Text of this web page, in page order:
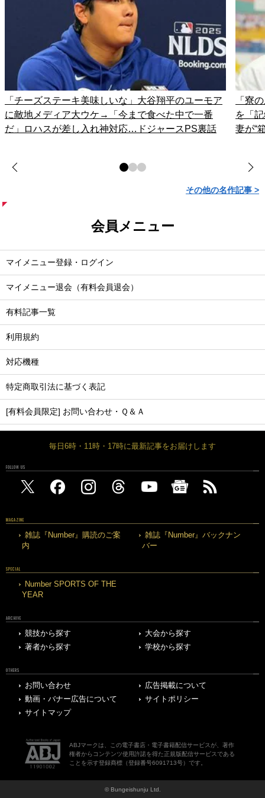
「チーズステーキ美味しいな」大谷翔平のユーモア
に敵地メディア大ウケ→「今まで食べた中で一番
だ」ロハスが差し入れ神対応…ドジャースPS裏話
「寮
を「
妻が“
その他の名作記事 >
会員メニュー
マイメニュー登録・ログイン
マイメニュー退会（有料会員退会）
有料記事一覧
利用規約
対応機種
特定商取引法に基づく表記
[有料会員限定] お問い合わせ・Ｑ＆Ａ
毎日6時・11時・17時に最新記事をお届けします
FOLLOW US
MAGAZINE
雑誌『Number』購読のご案
内
雑誌『Number』バックナン
バー
SPECIAL
Number SPORTS OF THE
YEAR
ARCHIVE
競技から探す
大会から探す
著者から探す
学校から探す
OTHERS
お問い合わせ
広告掲載について
動画・バナー広告について
サイトポリシー
サイトマップ
ABJマークは、この電子書店・電子書籍配信サービスが、著作
権者からコンテンツ使用許諾を得た正規版配信サービスである
ことを示す登録商標（登録番号6091713号）です。
© Bungeishunju Ltd.